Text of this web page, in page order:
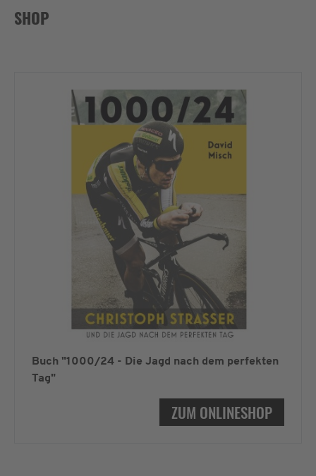
SHOP
Buch "1000/24 - Die Jagd nach dem perfekten
Tag"
ZUM ONLINESHOP